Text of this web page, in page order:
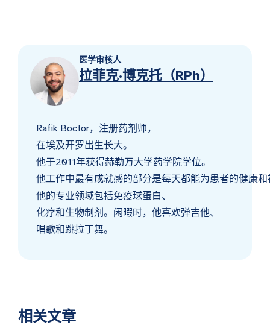
医学审核人
拉菲克·博克托（RPh）
Rafik Boctor，注册药剂师，
在埃及开罗出生长大。
他于2011年获得赫勒万大学药学院学位。
他工作中最有成就感的部分是每天都能为患者的健康
他的专业领域包括免疫球蛋白、
化疗和生物制剂。闲暇时，他喜欢弹吉他、
唱歌和跳拉丁舞。
相关文章